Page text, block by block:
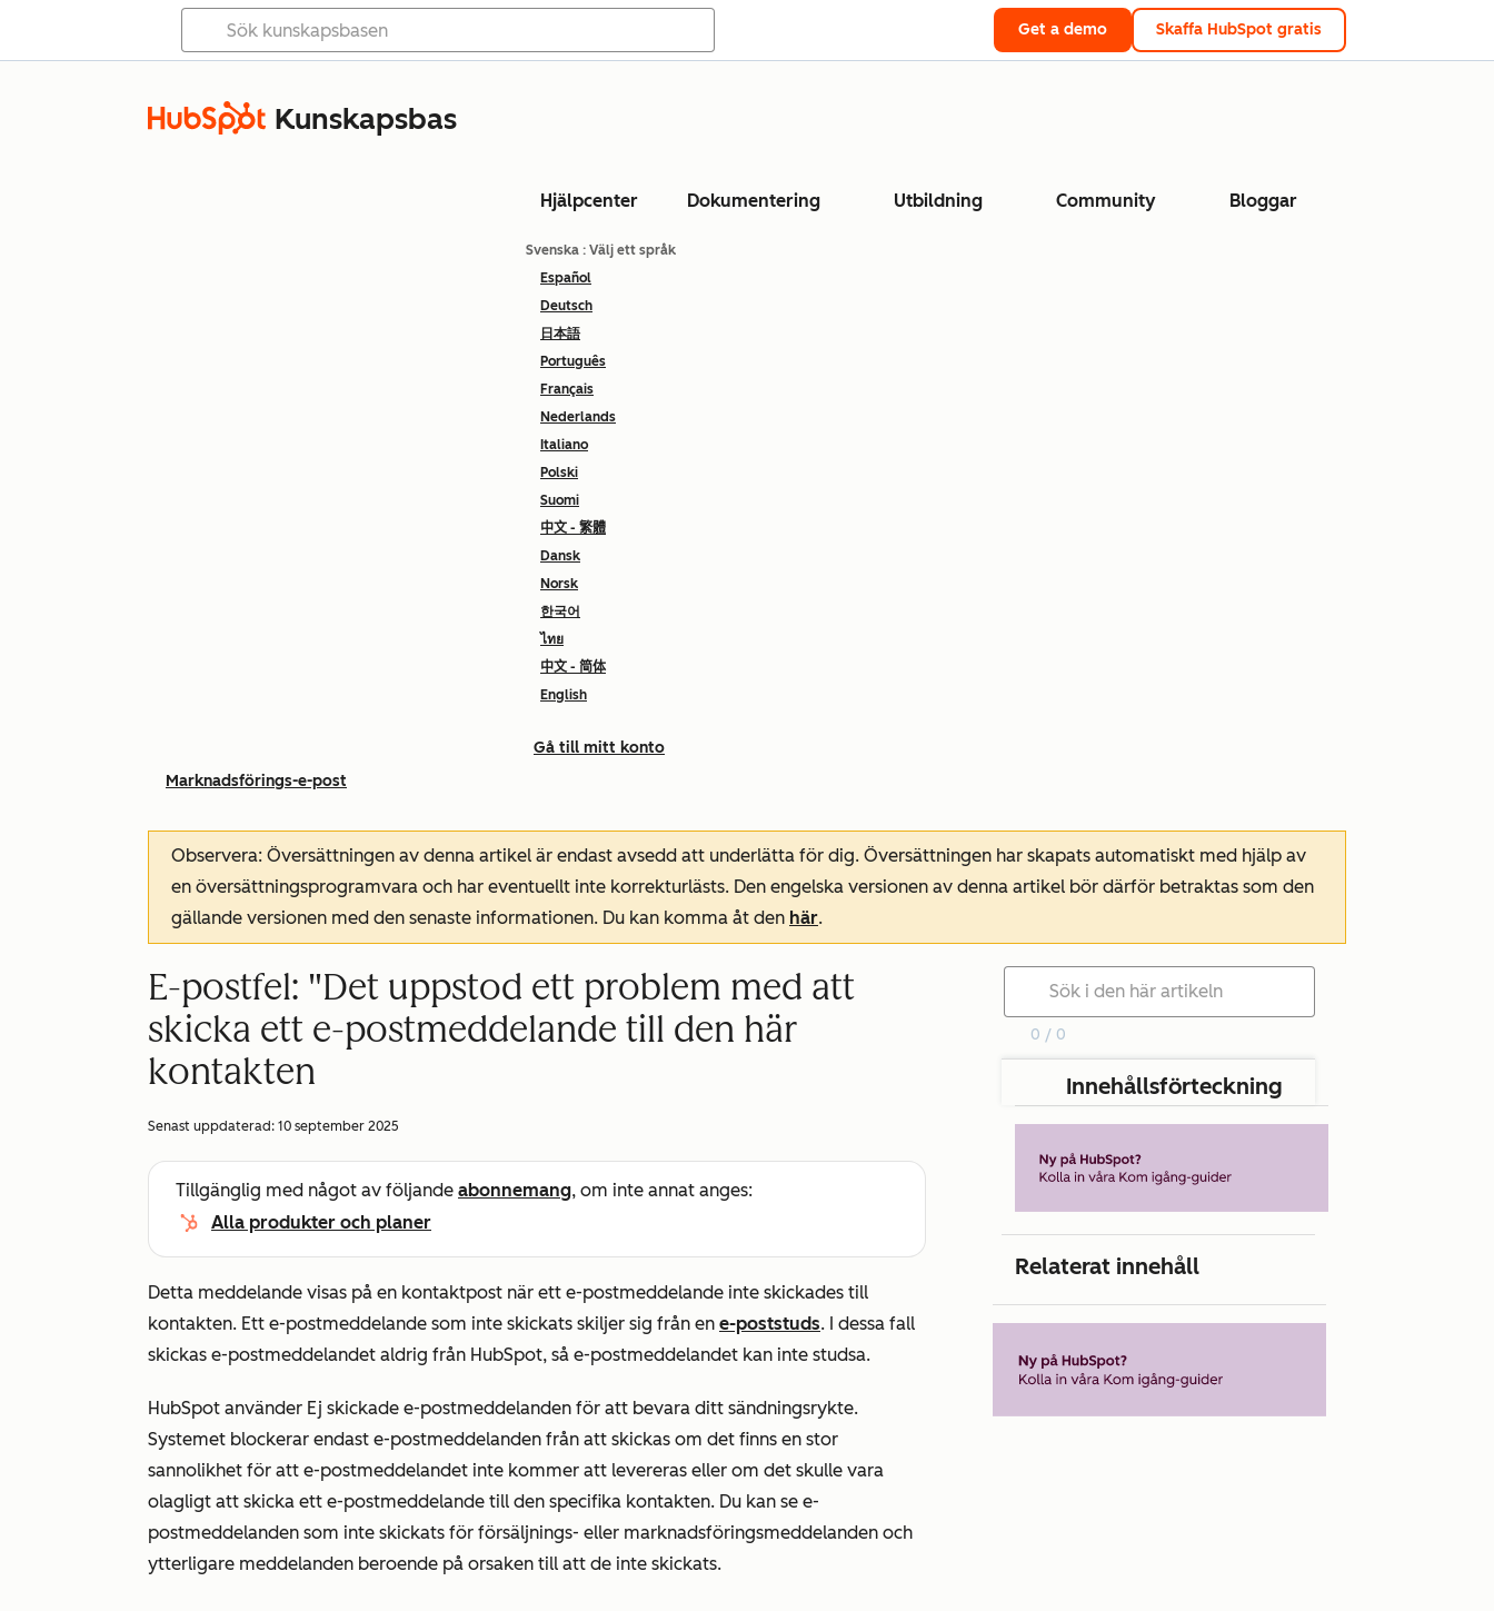
Get a demo Skaffa HubSpot gratis
Kunskapsbas
Hjälpcenter Dokumentering Utbildning Community Bloggar
Svenska : Välj ett språk
Español
Deutsch
日本語
Português
Français
Nederlands
Italiano
Polski
Suomi
中文 - 繁體
Dansk
Norsk
한국어
ไทย
中文 - 简体
English
Gå till mitt konto
Marknadsförings-e-post
Observera: Översättningen av denna artikel är endast avsedd att underlätta för dig. Översättningen har skapats automatiskt med hjälp av
en översättningsprogramvara och har eventuellt inte korrekturlästs. Den engelska versionen av denna artikel bör därför betraktas som den
gällande versionen med den senaste informationen. Du kan komma åt den här.
E-postfel: "Det uppstod ett problem med att
skicka ett e-postmeddelande till den här
kontakten
Senast uppdaterad: 10 september 2025
Tillgänglig med något av följande abonnemang, om inte annat anges:
Alla produkter och planer
Detta meddelande visas på en kontaktpost när ett e-postmeddelande inte skickades till
kontakten. Ett e-postmeddelande som inte skickats skiljer sig från en e-poststuds. I dessa fall
skickas e-postmeddelandet aldrig från HubSpot, så e-postmeddelandet kan inte studsa.
HubSpot använder Ej skickade e-postmeddelanden för att bevara ditt sändningsrykte.
Systemet blockerar endast e-postmeddelanden från att skickas om det finns en stor
sannolikhet för att e-postmeddelandet inte kommer att levereras eller om det skulle vara
olagligt att skicka ett e-postmeddelande till den specifika kontakten. Du kan se e-
postmeddelanden som inte skickats för försäljnings- eller marknadsföringsmeddelanden och
ytterligare meddelanden beroende på orsaken till att de inte skickats.
0 / 0
Innehållsförteckning
Relaterat innehåll